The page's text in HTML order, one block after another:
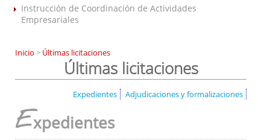
Instrucción de Coordinación de Actividades
Empresariales
Inicio > Últimas licitaciones
Últimas licitaciones
Expedientes Adjudicaciones y formalizaciones
Expedientes